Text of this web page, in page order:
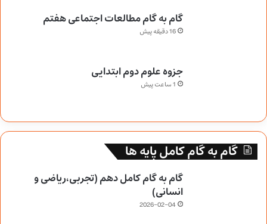
گام به گام مطالعات اجتماعی هفتم
16 دقیقه پیش
جزوه علوم دوم ابتدایی
1 ساعت پیش
گام به گام کامل پایه ها
گام به گام کامل دهم (تجربی،ریاضی و
انسانی)
2026-02-04